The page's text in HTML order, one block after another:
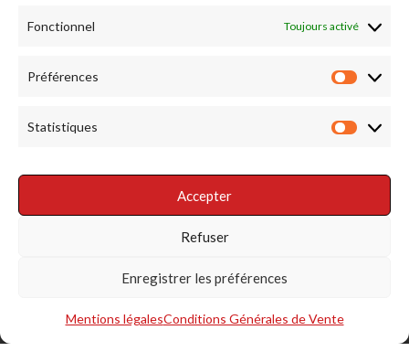
Fonctionnel Toujours activé
Préférences
Statistiques
Accepter
Refuser
Enregistrer les préférences
Mentions légalesConditions Générales de Vente
RÉSEAUX SOCIAUX
S'INSCRIRE À LA NEWSLETTER